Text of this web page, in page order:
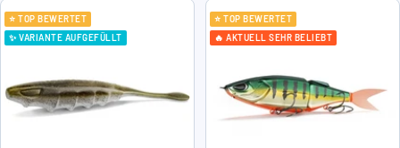
⭐ TOP BEWERTET
✨ VARIANTE AUFGEFÜLLT
⭐ TOP BEWERTET
🔥 AKTUELL SEHR BELIEBT